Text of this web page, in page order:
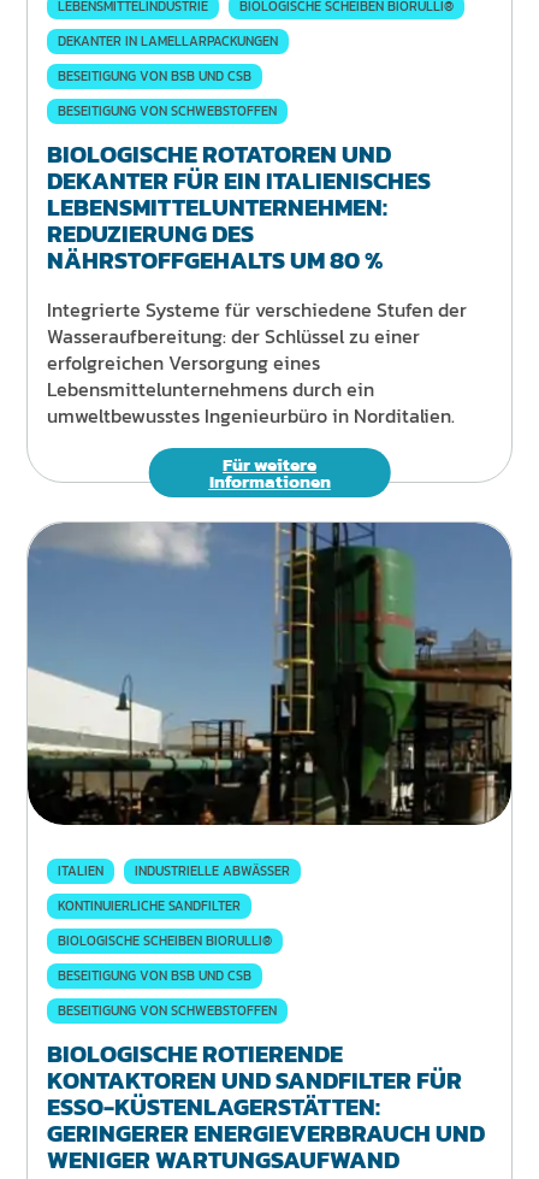
LEBENSMITTELINDUSTRIE
BIOLOGISCHE SCHEIBEN BIORULLI®
DEKANTER IN LAMELLARPACKUNGEN
BESEITIGUNG VON BSB UND CSB
BESEITIGUNG VON SCHWEBSTOFFEN
BIOLOGISCHE ROTATOREN UND
DEKANTER FÜR EIN ITALIENISCHES
LEBENSMITTELUNTERNEHMEN:
REDUZIERUNG DES
NÄHRSTOFFGEHALTS UM 80 %
Integrierte Systeme für verschiedene Stufen der
Wasseraufbereitung: der Schlüssel zu einer
erfolgreichen Versorgung eines
Lebensmittelunternehmens durch ein
umweltbewusstes Ingenieurbüro in Norditalien.
Für weitere
Informationen
ITALIEN
INDUSTRIELLE ABWÄSSER
KONTINUIERLICHE SANDFILTER
BIOLOGISCHE SCHEIBEN BIORULLI®
BESEITIGUNG VON BSB UND CSB
BESEITIGUNG VON SCHWEBSTOFFEN
BIOLOGISCHE ROTIERENDE
KONTAKTOREN UND SANDFILTER FÜR
ESSO-KÜSTENLAGERSTÄTTEN:
GERINGERER ENERGIEVERBRAUCH UND
WENIGER WARTUNGSAUFWAND